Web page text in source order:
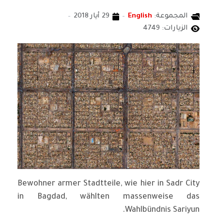
المجموعة: English
29 أيار 2018
الزيارات: 4749
Bewohner armer Stadtteile, wie hier in Sadr City
in Bagdad, wählten massenweise das
Wahlbündnis Sariyun.